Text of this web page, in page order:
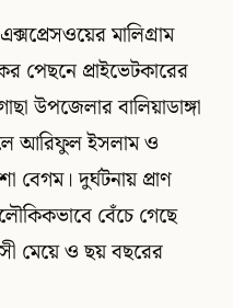
মালিগ্রাম
পেছনে প্রাইভেটকারের
উপজেলার বালিয়াডাঙ্গা
আরিফুল ইসলাম ও
দুর্ঘটনায় প্রাণ
বেঁচে গেছে
মেয়ে ও ছয় বছরের